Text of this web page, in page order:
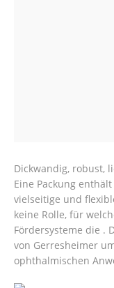
Dickwandig, robust,
Eine Packung
vielseitige und
keine Rolle, für
Fördersysteme die .
von Gerresheimer
ophthalmischen